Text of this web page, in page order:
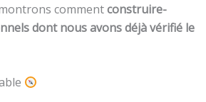
commentconstruire-
dont nous avons déjà vérifié le